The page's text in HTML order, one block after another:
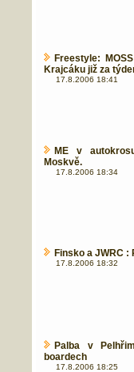
Freestyle:
Krajcáku již za
17.8.2006 18:41
ME v
Moskvě.
17.8.2006 18:34
Finsko a JWRC :
17.8.2006 18:32
Palba v
boardech
17.8.2006 18:25